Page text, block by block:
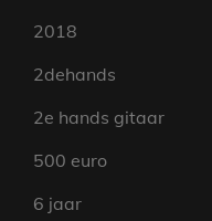
2018
2dehands
2e hands gitaar
500 euro
6 jaar